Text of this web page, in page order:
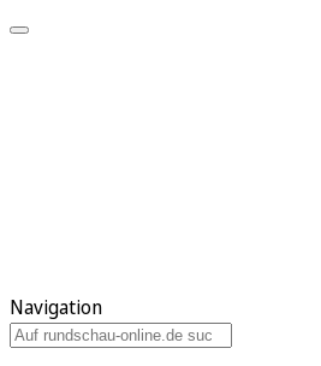
Navigation